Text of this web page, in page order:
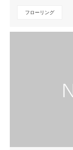
フローリング